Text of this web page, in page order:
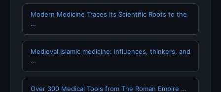
Modern Medicine Traces Its Scientific Roots to the
…
Medieval Islamic medicine: Influences, thinkers, and
…
Over 300 Medical Tools from The Roman Empire …